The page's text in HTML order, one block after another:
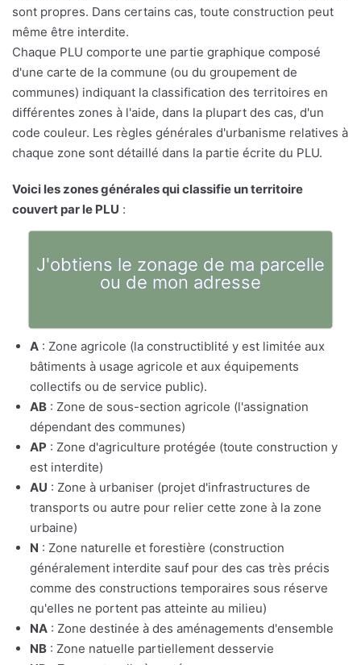
sont propres. Dans certains cas, toute construction peut
même être interdite.
Chaque PLU comporte une partie graphique composé
d'une carte de la commune (ou du groupement de
communes) indiquant la classification des territoires en
différentes zones à l'aide, dans la plupart des cas, d'un
code couleur. Les règles générales d'urbanisme relatives à
chaque zone sont détaillé dans la partie écrite du PLU.
Voici les zones générales qui classifie un territoire
couvert par le PLU :
J'obtiens le zonage de ma parcelle
ou de mon adresse
A : Zone agricole (la constructiblité y est limitée aux
bâtiments à usage agricole et aux équipements
collectifs ou de service public).
AB : Zone de sous-section agricole (l'assignation
dépendant des communes)
AP : Zone d'agriculture protégée (toute construction y
est interdite)
AU : Zone à urbaniser (projet d'infrastructures de
transports ou autre pour relier cette zone à la zone
urbaine)
N : Zone naturelle et forestière (construction
généralement interdite sauf pour des cas très précis
comme des constructions temporaires sous réserve
qu'elles ne portent pas atteinte au milieu)
NA : Zone destinée à des aménagements d'ensemble
NB : Zone natuelle partiellement desservie